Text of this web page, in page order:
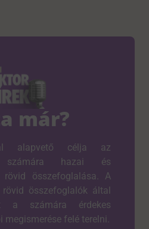
már?
alapvető célja az
számára hazai és
rövid összefoglalása. A
összefoglalók által
a számára érdekes
felé terelni.